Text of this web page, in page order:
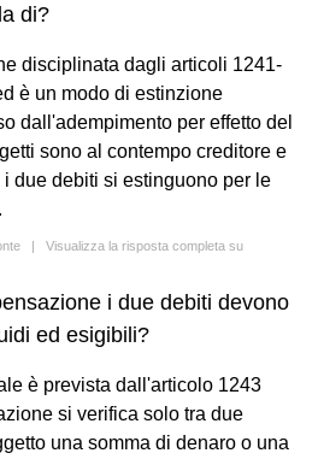
di?
disciplinata dagli articoli 1241-
è un modo di estinzione
dall'adempimento per effetto del
sono al contempo creditore e
due debiti si estinguono per le
| Visualizza la risposta completa su
i due debiti devono
ed esigibili?
è prevista dall'articolo 1243
si verifica solo tra due
una somma di denaro o una